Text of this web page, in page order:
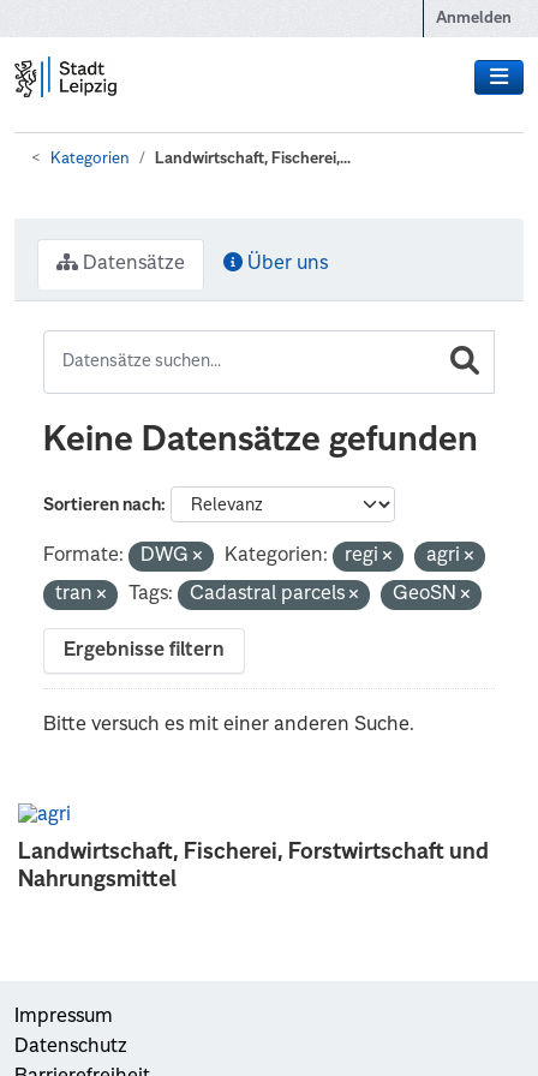
Anmelden
Kategorien Landwirtschaft, Fischerei,...
Landwirtschaft, Fischerei, Forstwirtschaft und
Nahrungsmittel
Datensätze Über uns
Keine Datensätze gefunden
Sortieren nach
Formate: DWG Kategorien: regi
agri
tran
Tags: Cadastral parcels GeoSN
Ergebnisse filtern
Bitte versuch es mit einer anderen Suche.
Impressum
Datenschutz